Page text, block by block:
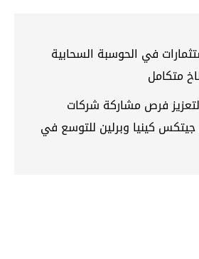
في الحوسبة السحابية
متكامل
لتعزيز فرص مشاركة شركات
جيتكس كينيا وبرلين للتوسع في